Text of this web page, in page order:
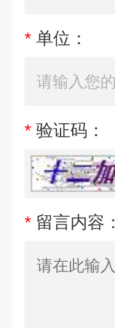
* 单位：
* 验证码：
* 留言内容：